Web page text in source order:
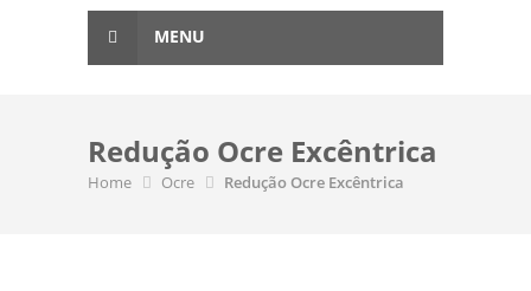
MENU
Redução Ocre Excêntrica
Home Ocre Redução Ocre Excêntrica